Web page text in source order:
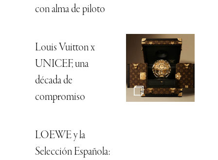
con alma de piloto
Louis Vuitton x
UNICEF, una
década de
compromiso
LOEWE y la
Selección Española: